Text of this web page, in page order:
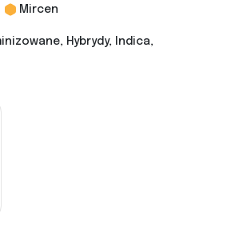
Mircen
Hybrydy, Indica,